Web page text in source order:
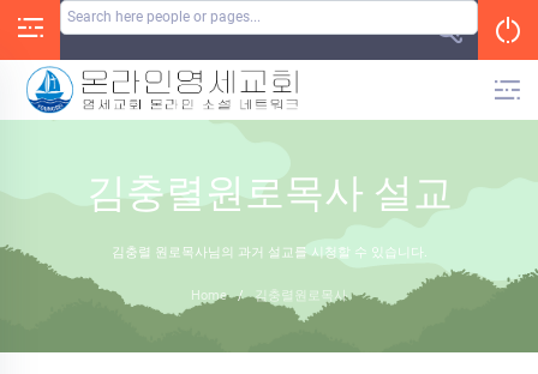
김충렬원로목사 설교
김충렬 원로목사님의 과거 설교를 시청할 수 있습니다.
Home / 김충렬원로목사